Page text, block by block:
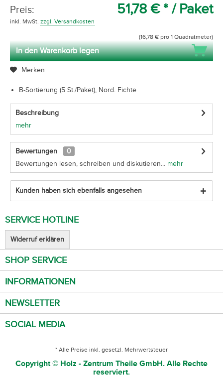
Preis: 51,78 € * / Paket
inkl. MwSt. zzgl. Versandkosten
(16,78 € pro 1 Quadratmeter)
In den Warenkorb legen
Merken
B-Sortierung (5 St./Paket), Nord. Fichte
Beschreibung
mehr
Bewertungen
0
Bewertungen lesen, schreiben und diskutieren... mehr
Kunden haben sich ebenfalls angesehen
SERVICE HOTLINE
Widerruf erklären
SHOP SERVICE
INFORMATIONEN
NEWSLETTER
SOCIAL MEDIA
* Alle Preise inkl. gesetzl. Mehrwertsteuer
Copyright © Holz - Zentrum Theile GmbH. Alle Rechte
reserviert.